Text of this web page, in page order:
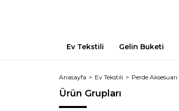
Ev Tekstili Gelin Buketi
Anasayfa Ev Tekstili Perde Aksesuarı
Ürün Grupları